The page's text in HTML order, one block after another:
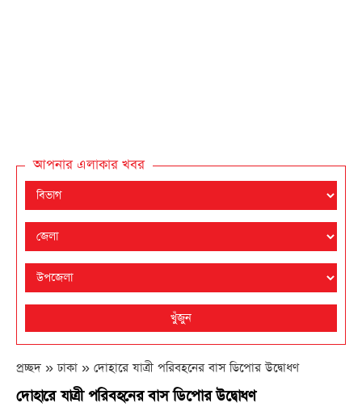
আপনার এলাকার খবর
খুঁজুন
প্রচ্ছদ » ঢাকা » দোহারে যাত্রী পরিবহনের বাস ডিপোর উদ্বোধণ
দোহারে যাত্রী পরিবহনের বাস ডিপোর উদ্বোধণ